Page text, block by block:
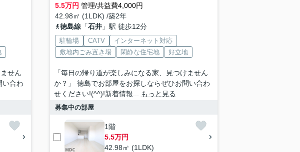
せん
い合わ
5.5万円 管理/共益費4,000円
42.98㎡ (1LDK) /築2年
徳島線「石井」駅 徒歩12分
駐輪場 CATV
インターネット対応
敷地内ごみ置き場
閑静な住宅地 好立地
「毎日の帰り道が楽しみになる家、見つけません
か？」 徳島でお部屋をお探しならぜひお問い合わ
せください!(^^)!新着情報...
もっと見る
募集中の部屋
1階
5.5万円
42.98㎡ (1LDK)